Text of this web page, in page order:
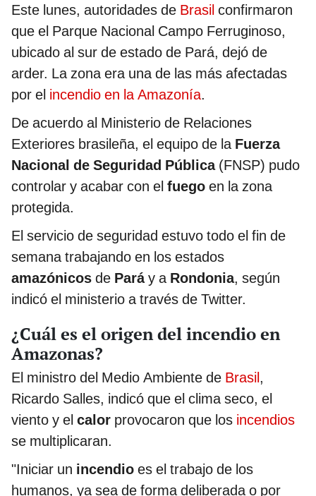
Este lunes, autoridades de Brasil confirmaron
que el Parque Nacional Campo Ferruginoso,
ubicado al sur de estado de Pará, dejó de
arder. La zona era una de las más afectadas
por el incendio en la Amazonía.
De acuerdo al Ministerio de Relaciones
Exteriores brasileña, el equipo de la Fuerza
Nacional de Seguridad Pública(FNSP) pudo
controlar y acabar con el fuego en la zona
protegida.
El servicio de seguridad estuvo todo el fin de
semana trabajando en los estados
amazónicos de Paráy a Rondonia, según
indicó el ministerio a través de Twitter.
¿Cuál es el origen del incendio en
Amazonas?
El ministro del Medio Ambiente de Brasil,
Ricardo Salles, indicó que el clima seco, el
viento y el calor provocaron que los incendios
se multiplicaran.
"Iniciar un incendio es el trabajo de los
humanos, ya sea de forma deliberada o por